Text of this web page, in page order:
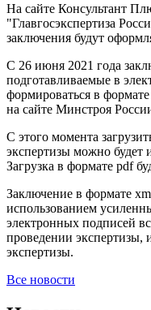
На сайте Консультант
"Главгосэкспертиза
заключения будут
С 26 июня 2021 года
подготавливаемые в
формироваться в
на сайте Минстроя
С этого момента
экспертизы можно будет
Загрузка в формате pdf
Заключение в формате
использованием
электронных подписей
проведении
экспертизы.
Все новости